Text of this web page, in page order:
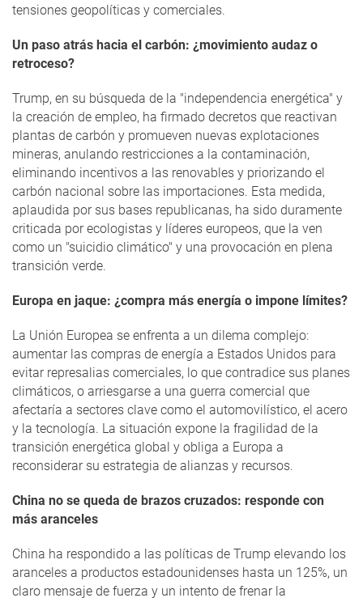
tensiones geopolíticas y comerciales.
Un paso atrás hacia el carbón: ¿movimiento audaz o
retroceso?
Trump, en su búsqueda de la "independencia energética" y
la creación de empleo, ha firmado decretos que reactivan
plantas de carbón y promueven nuevas explotaciones
mineras, anulando restricciones a la contaminación,
eliminando incentivos a las renovables y priorizando el
carbón nacional sobre las importaciones. Esta medida,
aplaudida por sus bases republicanas, ha sido duramente
criticada por ecologistas y líderes europeos, que la ven
como un "suicidio climático" y una provocación en plena
transición verde.
Europa en jaque: ¿compra más energía o impone límites?
La Unión Europea se enfrenta a un dilema complejo:
aumentar las compras de energía a Estados Unidos para
evitar represalias comerciales, lo que contradice sus planes
climáticos, o arriesgarse a una guerra comercial que
afectaría a sectores clave como el automovilístico, el acero
y la tecnología. La situación expone la fragilidad de la
transición energética global y obliga a Europa a
reconsiderar su estrategia de alianzas y recursos.
China no se queda de brazos cruzados: responde con
más aranceles
China ha respondido a las políticas de Trump elevando los
aranceles a productos estadounidenses hasta un 125%, un
claro mensaje de fuerza y un intento de frenar la